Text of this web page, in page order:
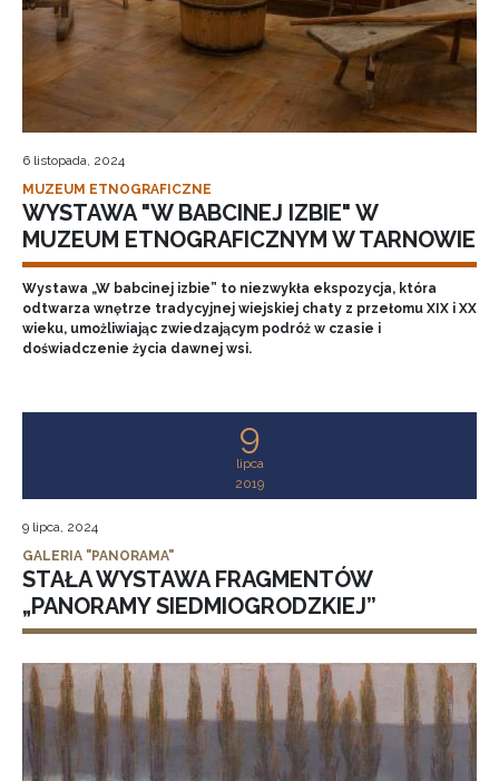
6 listopada, 2024
MUZEUM ETNOGRAFICZNE
WYSTAWA "W BABCINEJ IZBIE" W
MUZEUM ETNOGRAFICZNYM W TARNOWIE
Wystawa „W babcinej izbie” to niezwykła ekspozycja, która
odtwarza wnętrze tradycyjnej wiejskiej chaty z przełomu XIX i XX
wieku, umożliwiając zwiedzającym podróż w czasie i
doświadczenie życia dawnej wsi.
9
lipca
2019
9 lipca, 2024
GALERIA "PANORAMA"
STAŁA WYSTAWA FRAGMENTÓW
„PANORAMY SIEDMIOGRODZKIEJ”